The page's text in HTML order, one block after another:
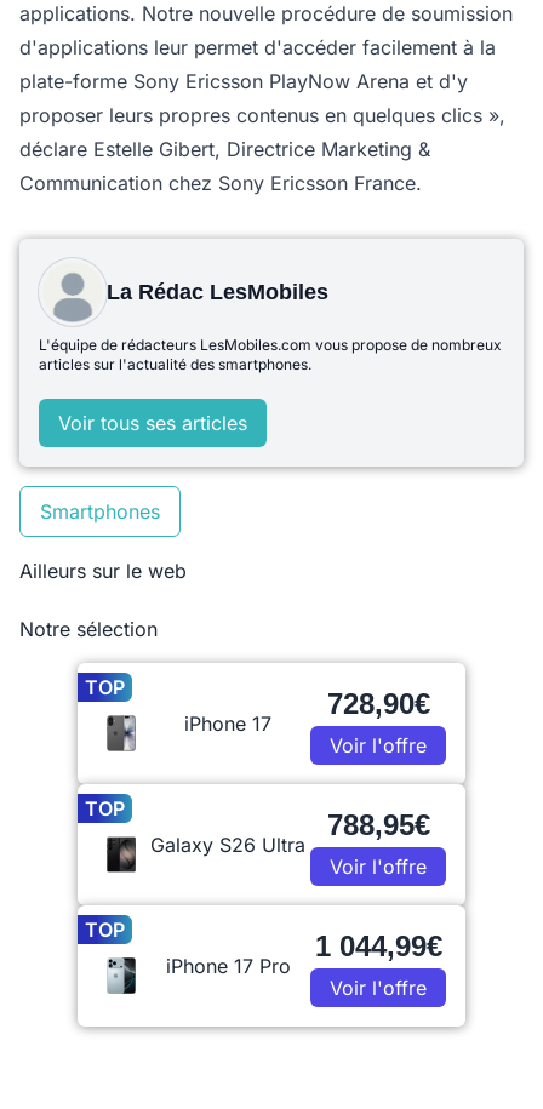
applications. Notre nouvelle procédure de soumission
d'applications leur permet d'accéder facilement à la
plate-forme Sony Ericsson PlayNow Arena et d'y
proposer leurs propres contenus en quelques clics »,
déclare Estelle Gibert, Directrice Marketing &
Communication chez Sony Ericsson France.
La Rédac LesMobiles
L'équipe de rédacteurs LesMobiles.com vous propose de nombreux
articles sur l'actualité des smartphones.
Voir tous ses articles
Smartphones
Ailleurs sur le web
Notre sélection
TOP
iPhone 17
728,90€
Voir l'offre
TOP
Galaxy S26 Ultra
788,95€
Voir l'offre
TOP
iPhone 17 Pro
1 044,99€
Voir l'offre